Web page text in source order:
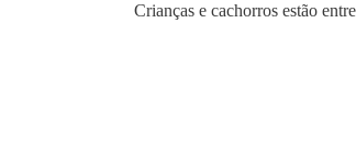
Crianças e cachorros estão